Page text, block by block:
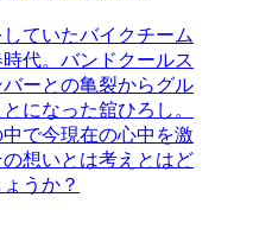
ていたバイクチーム
代。バンドクールス
ーとの亀裂からグル
になった舘ひろし。
で今現在の心中を激
想いとは考えとはど
うか？